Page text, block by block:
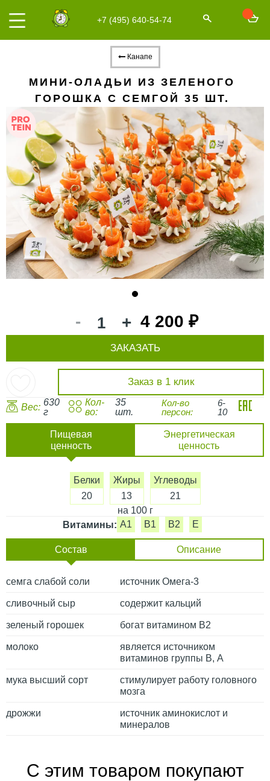
+7 (495) 640-54-74
Канапе
МИНИ-ОЛАДЬИ ИЗ ЗЕЛЕНОГО
ГОРОШКА С СЕМГОЙ 35 ШТ.
- + 4 200 ₽
Заказ в 1 клик
ЗАКАЗАТЬ
Вес: 630
г
Кол-
во:
35
шт.
Кол-во
персон:
6-
10
Пищевая
ценность
Энергетическая
ценность
Белки
20
Жиры
13
Углеводы
21
на 100 г
Витамины: A1 B1 B2 E
Состав Описание
семга слабой соли источник Омега-3
сливочный сыр содержит кальций
зеленый горошек богат витамином В2
молоко
является источником
витаминов группы В, А
мука высший сорт
стимулирует работу головного
мозга
дрожжи
источник аминокислот и
минералов
С этим товаром покупают